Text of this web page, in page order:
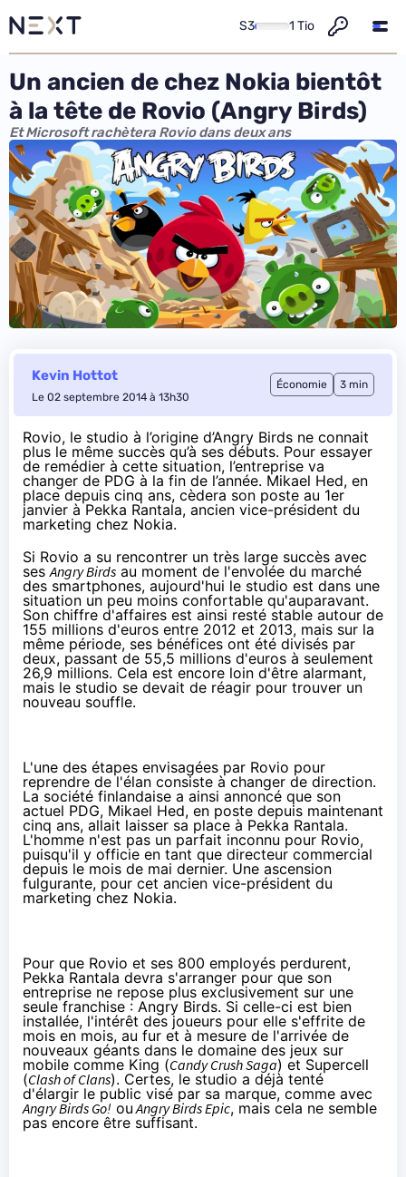
S3 1 Tio
Un ancien de chez Nokia bientôt
à la tête de Rovio (Angry Birds)
Et Microsoft rachètera Rovio dans deux ans
Kevin Hottot
Le 02 septembre 2014 à 13h30
Économie 3 min
Rovio, le studio à l’origine d’Angry Birds ne connait
plus le même succès qu’à ses débuts. Pour essayer
de remédier à cette situation, l’entreprise va
changer de PDG à la fin de l’année. Mikael Hed, en
place depuis cinq ans, cèdera son poste au 1er
janvier à Pekka Rantala, ancien vice-président du
marketing chez Nokia.
Si Rovio a su rencontrer un très large succès avec
ses Angry Birds au moment de l'envolée du marché
des smartphones, aujourd'hui le studio est dans une
situation un peu moins confortable qu'auparavant.
Son chiffre d'affaires est ainsi resté stable autour de
155 millions d'euros entre 2012 et 2013, mais sur la
même période, ses bénéfices ont été divisés par
deux, passant de 55,5 millions d'euros à seulement
26,9 millions. Cela est encore loin d'être alarmant,
mais le studio se devait de réagir pour trouver un
nouveau souffle.
L'une des étapes envisagées par Rovio pour
reprendre de l'élan consiste à changer de direction.
La société finlandaise a ainsi annoncé que son
actuel PDG, Mikael Hed, en poste depuis maintenant
cinq ans, allait laisser sa place à Pekka Rantala.
L'homme n'est pas un parfait inconnu pour Rovio,
puisqu'il y officie en tant que directeur commercial
depuis le mois de mai dernier. Une ascension
fulgurante, pour cet ancien vice-président du
marketing chez Nokia.
Pour que Rovio et ses 800 employés perdurent,
Pekka Rantala devra s'arranger pour que son
entreprise ne repose plus exclusivement sur une
seule franchise : Angry Birds. Si celle-ci est bien
installée, l'intérêt des joueurs pour elle s'effrite de
mois en mois, au fur et à mesure de l'arrivée de
nouveaux géants dans le domaine des jeux sur
mobile comme King (Candy Crush Saga) et Supercell
(Clash of Clans). Certes, le studio a déjà tenté
d'élargir le public visé par sa marque, comme avec
Angry Birds Go! ou Angry Birds Epic, mais cela ne semble
pas encore être suffisant.